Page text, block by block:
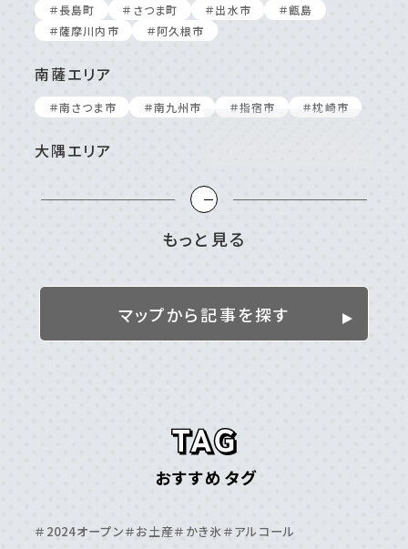
もっと見る
＃⻑島町 ＃さつま町 ＃出⽔市
＃甑島
＃薩摩川内市
＃阿久根市
南薩エリア
＃南さつま市 ＃南九州市 ＃指宿市 ＃枕崎市
大隅エリア
＃⿅屋市
＃垂⽔市
＃志布志市 ＃曽於市
＃肝付町
離島
＃伊集院周辺
＃吉⽥・吉野周辺
＃天⽂館周辺
マップから記事を探す
おすすめタグ
＃2024オープン＃お土産＃かき氷＃アルコール